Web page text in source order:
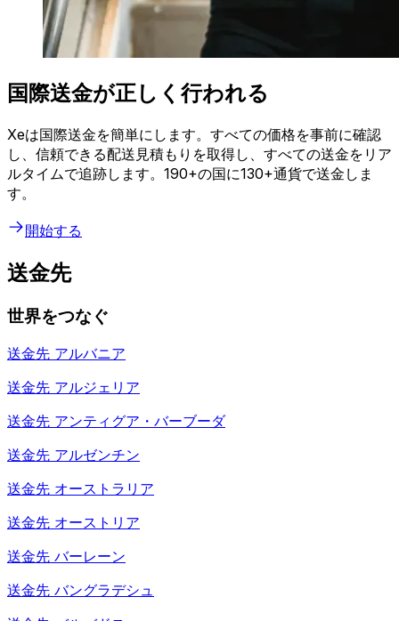
国際送金が正しく行われる
Xeは国際送金を簡単にします。すべての価格を事前に確認
し、信頼できる配送見積もりを取得し、すべての送金をリア
ルタイムで追跡します。190+の国に130+通貨で送金しま
す。
開始する
送金先
世界をつなぐ
送金先 アルバニア
送金先 アルジェリア
送金先 アンティグア・バーブーダ
送金先 アルゼンチン
送金先 オーストラリア
送金先 オーストリア
送金先 バーレーン
送金先 バングラデシュ